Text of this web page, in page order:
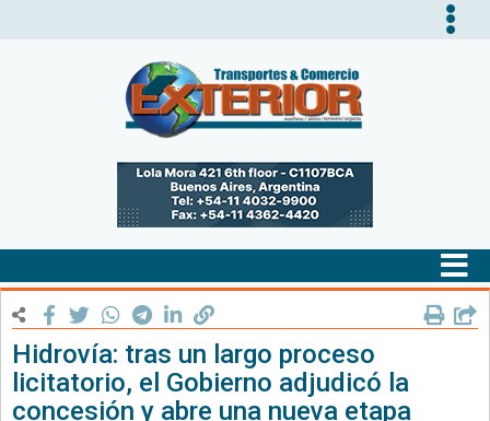
Hidrovía: tras un largo proceso
licitatorio, el Gobierno adjudicó la
concesión y abre una nueva etapa